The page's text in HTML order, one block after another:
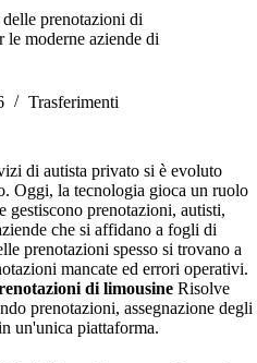
prenotazioni di
le moderne aziende di
Trasferimenti
di autista privato si è evoluto
Oggi, la tecnologia gioca un ruolo
gestiscono prenotazioni, autisti,
che si affidano a fogli di
prenotazioni spesso si trovano a
mancate ed errori operativi.
di limousine Risolve
prenotazioni, assegnazione degli
un'unica piattaforma.